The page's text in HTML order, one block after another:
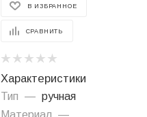
В ИЗБРАННОЕ
СРАВНИТЬ
Характеристики
Тип — ручная
Материал —